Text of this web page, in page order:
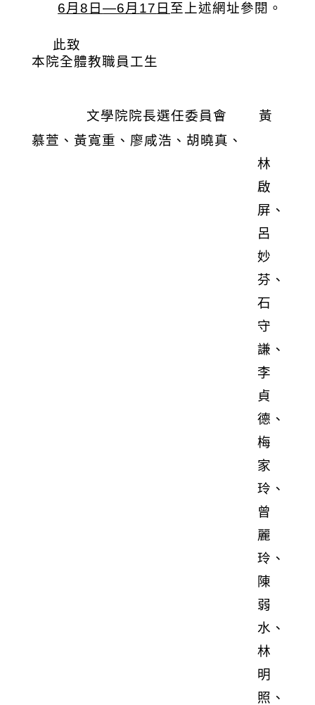
6月8 日—6月 17 日 至上述網址參閱。
此致
本院全體教職員工生
文學院院長選任委員會
黃
慕萱、黃寬重、廖咸浩、胡曉真、
林
啟
屏、
呂
妙
芬、
石
守
謙、
李
貞
德、
梅
家
玲、
曾
麗
玲、
陳
弱
水、
林
明
照、